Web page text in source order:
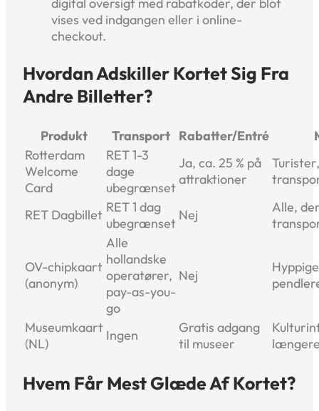
vises ved indgangen eller i online-
checkout.
Hvordan Adskiller Kortet Sig Fra
Andre Billetter?
Produkt Transport Rabatter/Entré
Rotterdam
Welcome
Card
RET 1-3
dage
ubegrænset
Ja, ca. 25 % på
attraktioner
RET Dagbillet RET 1 dag
ubegrænset
Nej
Alle,
OV-chipkaart
(anonym)
Alle
hollandske
operatører,
pay-as-you-
go
Nej
Hyppige
Museumkaart
(NL)
Ingen
Gratis adgang
til museer
Hvem Får Mest Glæde Af Kortet?